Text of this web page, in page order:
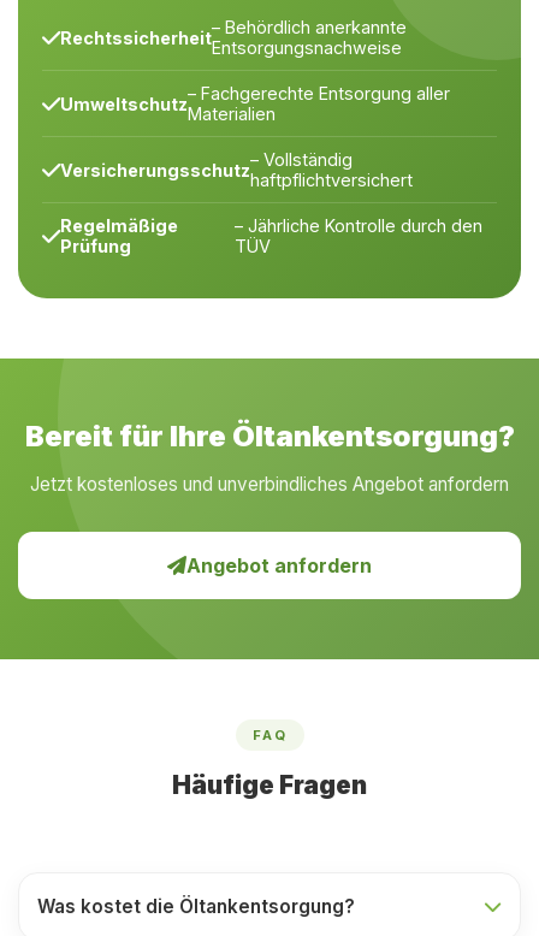
Rechtssicherheit– Behördlich anerkannte
Entsorgungsnachweise
Umweltschutz– Fachgerechte Entsorgung aller
Materialien
Versicherungsschutz– Vollständig
haftpflichtversichert
Regelmäßige
Prüfung
– Jährliche Kontrolle durch den
TÜV
Bereit für Ihre Öltankentsorgung?
Jetzt kostenloses und unverbindliches Angebot anfordern
Angebot anfordern
FAQ
Häufige Fragen
Was kostet die Öltankentsorgung?